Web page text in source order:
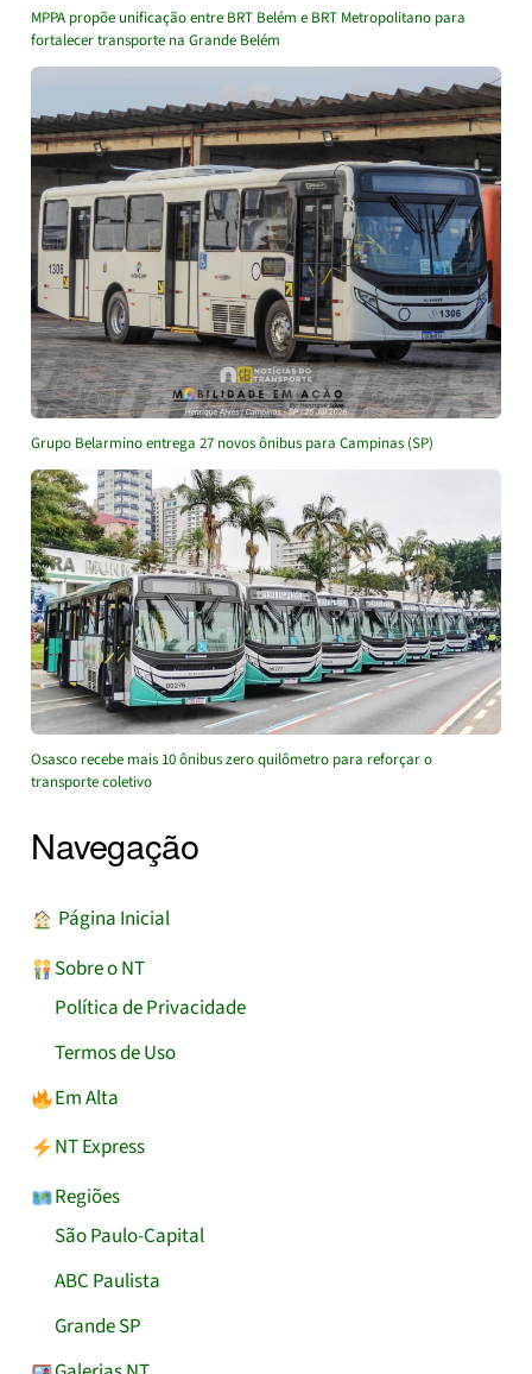
MPPA propõe unificação entre BRT Belém e BRT Metropolitano para
fortalecer transporte na Grande Belém
Grupo Belarmino entrega 27 novos ônibus para Campinas (SP)
Osasco recebe mais 10 ônibus zero quilômetro para reforçar o
transporte coletivo
Navegação
︎ Página Inicial
Sobre o NT
Política de Privacidade
Termos de Uso
Em Alta
NT Express
Regiões
São Paulo-Capital
ABC Paulista
Grande SP